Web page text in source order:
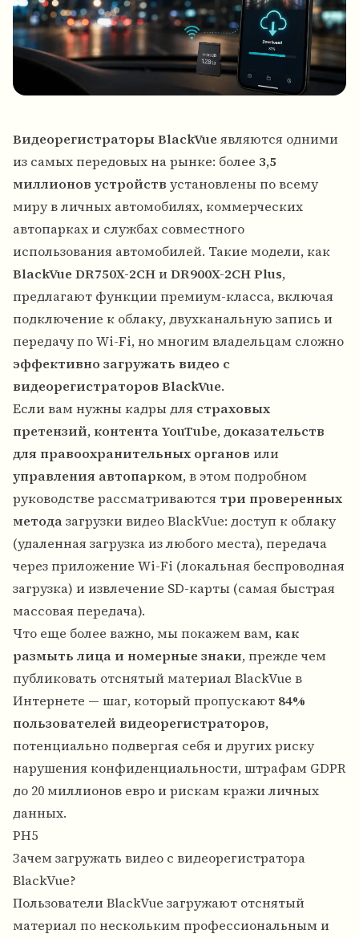
Видеорегистраторы BlackVue являются одними
из самых передовых на рынке: более 3,5
миллионов устройств установлены по всему
миру в личных автомобилях, коммерческих
автопарках и службах совместного
использования автомобилей. Такие модели, как
BlackVue DR750X-2CHиDR900X-2CH Plus,
предлагают функции премиум-класса, включая
подключение к облаку, двухканальную запись и
передачу по Wi-Fi, но многим владельцам сложно
эффективно загружать видео с
видеорегистраторов BlackVue.
Если вам нужны кадры для страховых
претензий, контента YouTube,доказательств
для правоохранительных органов или
управления автопарком, в этом подробном
руководстве рассматриваются три проверенных
методазагрузки видео BlackVue: доступ к облаку
(удаленная загрузка из любого места), передача
через приложение Wi-Fi (локальная беспроводная
загрузка) и извлечение SD-карты (самая быстрая
массовая передача).
Что еще более важно, мы покажем вам, как
размыть лица и номерные знаки, прежде чем
публиковать отснятый материал BlackVue в
Интернете — шаг, который пропускают 84%
пользователей видеорегистраторов,
потенциально подвергая себя и других риску
нарушения конфиденциальности, штрафам GDPR
до 20 миллионов евро и рискам кражи личных
данных.
PH5
Зачем загружать видео с видеорегистратора
BlackVue?
Пользователи BlackVue загружают отснятый
материал по нескольким профессиональным и